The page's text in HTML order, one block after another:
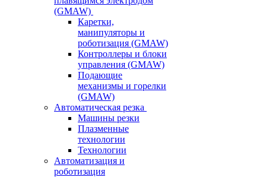
(GMAW)
Каретки,
манипуляторы и
роботизация (GMAW)
Контроллеры и блоки
управления (GMAW)
Подающие
механизмы и горелки
(GMAW)
Автоматическая резка
Машины резки
Плазменные
технологии
Технологии
Автоматизация и
роботизация